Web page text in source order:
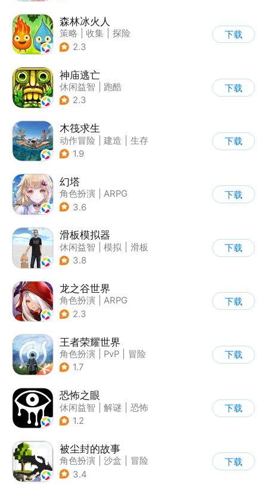
森林冰火人
策略 收集
探险
| 儿童游戏
2.3
下载
神庙逃亡
休闲益智
跑酷
| 欧美风
2.3
下载
木筏求生
动作冒险 建造
生存
| 写实
1.9
下载
幻塔
角色扮演
ARPG
| 奇幻
3.6
下载
滑板模拟器
休闲益智 模拟
滑板
| 卡通
3.8
下载
龙之谷世界
角色扮演
ARPG
| 奇幻
2.3
下载
王者荣耀世界
角色扮演 PvP
冒险
| 开放世界
1.7
下载
恐怖之眼
休闲益智 解谜
恐怖
| 单机
1.2
下载
被尘封的故事
角色扮演 沙盒
冒险
| 开放世界
3.4
下载